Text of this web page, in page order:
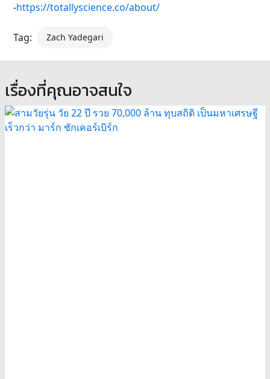
-https://totallyscience.co/about/
Tag: Zach Yadegari
เรื่องที่คุณอาจสนใจ